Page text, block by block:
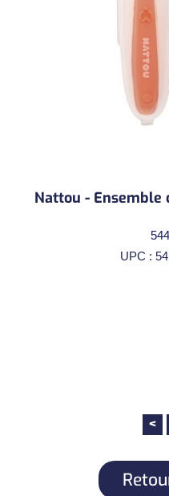
Nattou - Ensemble
UPC :
<